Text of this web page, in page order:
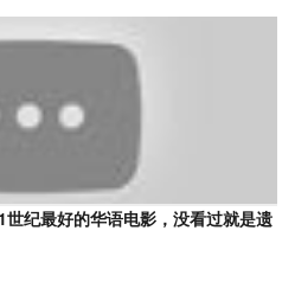
世纪最好的华语电影，没看过就是遗